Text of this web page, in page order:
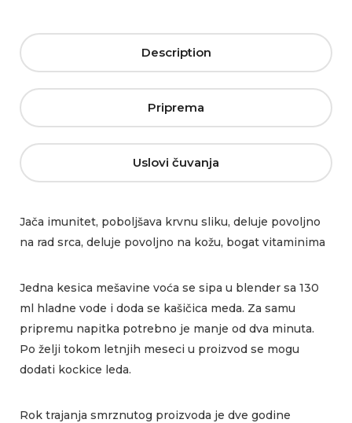
Description
Priprema
Uslovi čuvanja
Jača imunitet, poboljšava krvnu sliku, deluje povoljno
na rad srca, deluje povoljno na kožu, bogat vitaminima
Jedna kesica mešavine voća se sipa u blender sa 130
ml hladne vode i doda se kašičica meda. Za samu
pripremu napitka potrebno je manje od dva minuta.
Po želji tokom letnjih meseci u proizvod se mogu
dodati kockice leda.
Rok trajanja smrznutog proizvoda je dve godine